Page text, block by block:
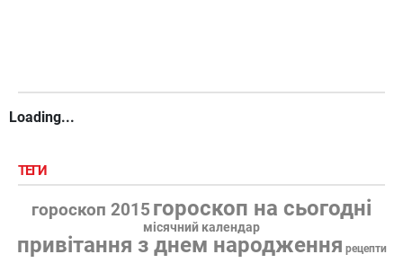
Loading...
ТЕГИ
гороскоп 2015 гороскоп на сьогодні
місячний календар
привітання з днем народження рецепти